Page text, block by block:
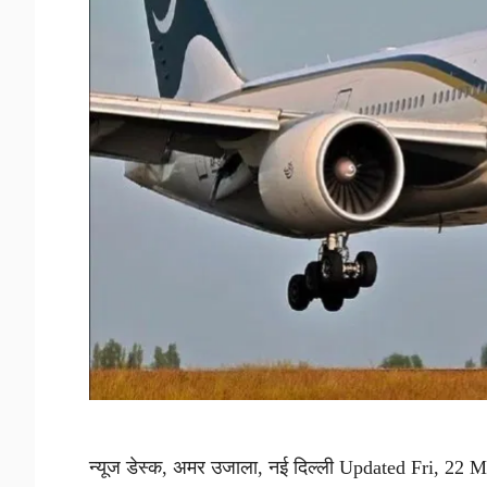
न्यूज डेस्क, अमर उजाला, नई दिल्ली Updated Fri, 22